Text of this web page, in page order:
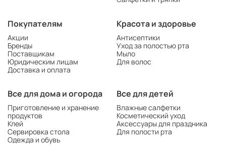
Покупателям
Акции
Бренды
Поставщикам
Юридическим лицам
Доставка и оплата
Красота и здоровье
Антисептики
Уход за полостью рта
Мыло
Для волос
Все для дома и огорода
Приготовление и хранение
продуктов
Клей
Сервировка стола
Одежда и обувь
Все для детей
Влажные салфетки
Косметический уход
Аксессуары для праздника
Для полости рта